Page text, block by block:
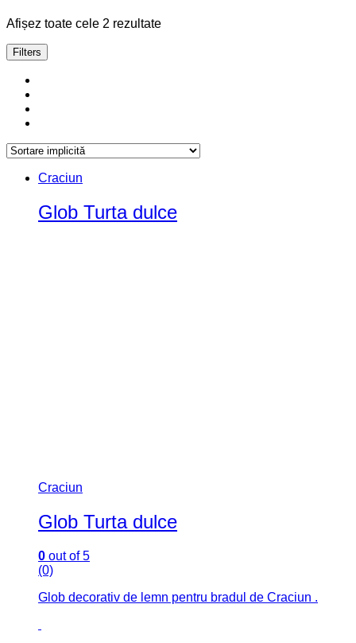
Afișez toate cele 2 rezultate
Filters
Craciun
Glob Turta dulce
Craciun
Glob Turta dulce
0 out of 5
(0)
Glob decorativ de lemn pentru bradul de Craciun .